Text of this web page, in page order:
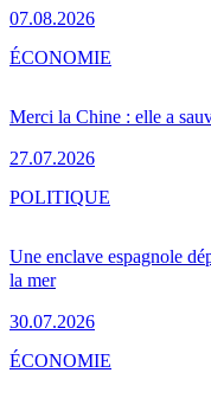
07.08.2026
Merci la Chine : elle a
27.07.2026
ÉCONOMIE
Une enclave espagnole
la mer
30.07.2026
POLITIQUE
ÉCONOMIE